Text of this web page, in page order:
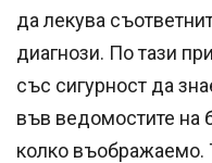
да лекува
диагнози. По тази
със сигурност да
във ведомостите на
колко въображаемо.